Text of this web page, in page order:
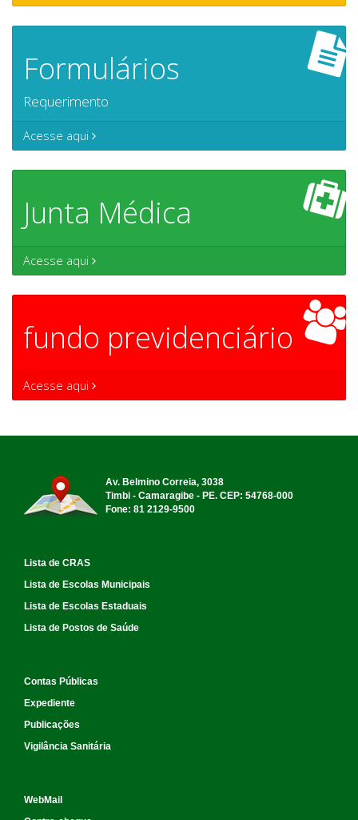
Formulários
Requerimento
Acesse aqui
Junta Médica
Acesse aqui
fundo previdenciário
Acesse aqui
Av. Belmino Correia, 3038
Timbi - Camaragibe - PE. CEP: 54768-000
Fone: 81 2129-9500
Lista de CRAS
Lista de Escolas Municipais
Lista de Escolas Estaduais
Lista de Postos de Saúde
Contas Públicas
Expediente
Publicações
Vigilância Sanitária
WebMail